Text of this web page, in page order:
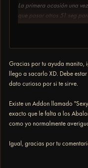
La primera ocasión una
que pasar otros 51 seg
La segunda ocasión una
que pasar otros 34 seg
Por cierto tengo ese
polvo lunar se activo un
activación tiene cada uno
antes otras despues pero
su cd interno.
He limitado la prueba a
Gracias por tu ayuda manito,
llego a sacarlo XD. Debe
dato curioso por si te sirve.
Existe un Addon llamado
exacto que le falta a los
como yo normalmente
Igual, gracias por tu